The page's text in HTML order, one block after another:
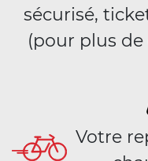
sécurisé,
(pour plus
Votre